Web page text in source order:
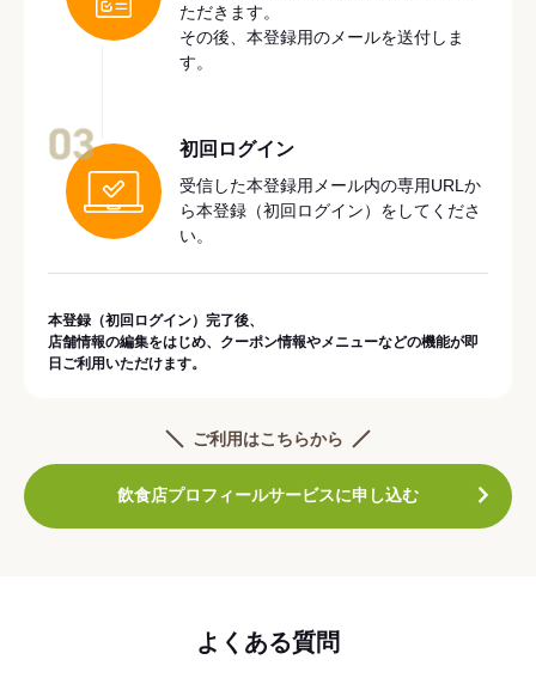
ただきます。
その後、本登録用のメールを送付しま
す。
初回ログイン
受信した本登録用メール内の専用URLか
ら本登録（初回ログイン）をしてくださ
い。
本登録（初回ログイン）完了後、
店舗情報の編集をはじめ、クーポン情報やメニューなどの機能が即
日ご利用いただけます。
ご利用はこちらから
飲食店プロフィールサービスに申し込む
よくある質問